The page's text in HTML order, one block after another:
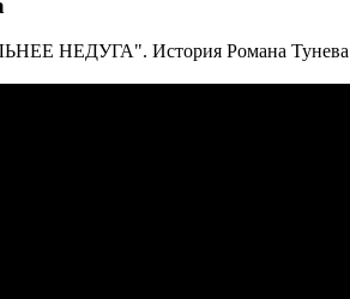
НЕДУГА". История Романа Тунева